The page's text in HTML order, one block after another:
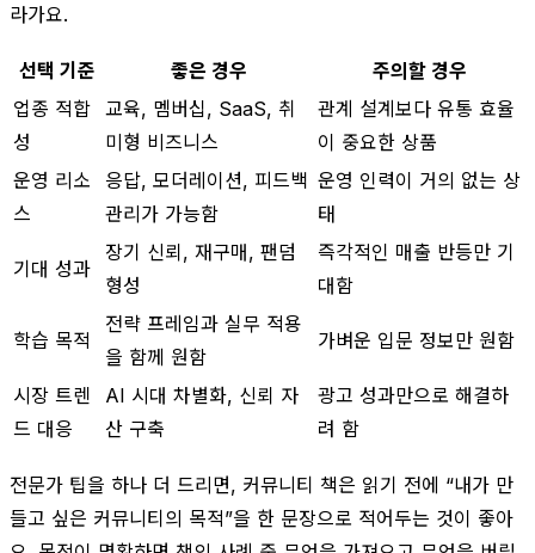
라가요.
선택 기준 좋은 경우
주의할 경우
업종 적합
성
교육, 멤버십, SaaS, 취
미형 비즈니스
관계 설계보다 유통 효율
이 중요한 상품
운영 리소
스
응답, 모더레이션, 피드백
관리가 가능함
운영 인력이 거의 없는 상
태
기대 성과
장기 신뢰, 재구매, 팬덤
형성
즉각적인 매출 반등만 기
대함
학습 목적
전략 프레임과 실무 적용
을 함께 원함
가벼운 입문 정보만 원함
시장 트렌
드 대응
AI 시대 차별화, 신뢰 자
산 구축
광고 성과만으로 해결하
려 함
전문가 팁을 하나 더 드리면, 커뮤니티 책은 읽기 전에 “내가 만
들고 싶은 커뮤니티의 목적”을 한 문장으로 적어두는 것이 좋아